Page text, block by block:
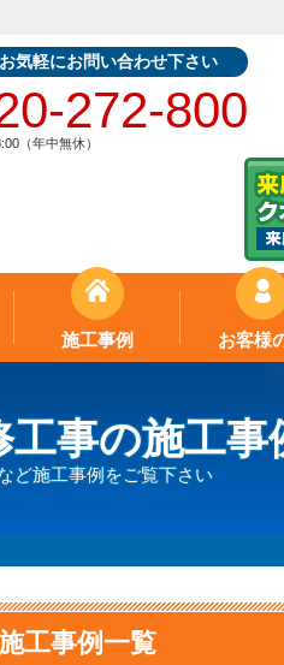
気軽にお問い合わせ下さい
272-800
（年中無休）
施工事例 お客様
事の施工事
ど施工事例をご覧下さい
工事例一覧